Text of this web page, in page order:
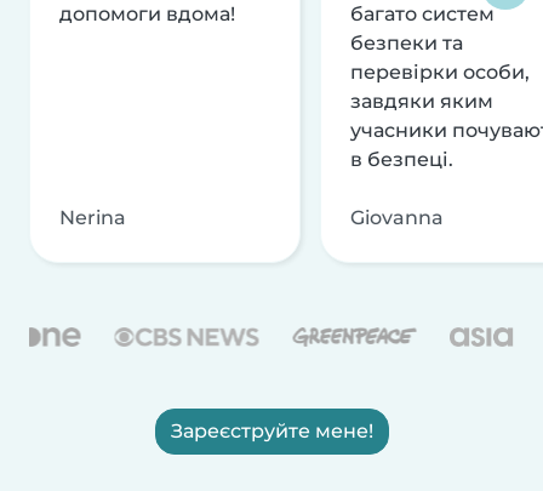
допомоги вдома!
Nerina
багато систем
безпеки та
перевірки особи,
завдяки яким
учасники
в безпеці.
Giovanna
Зареєструйте мене!